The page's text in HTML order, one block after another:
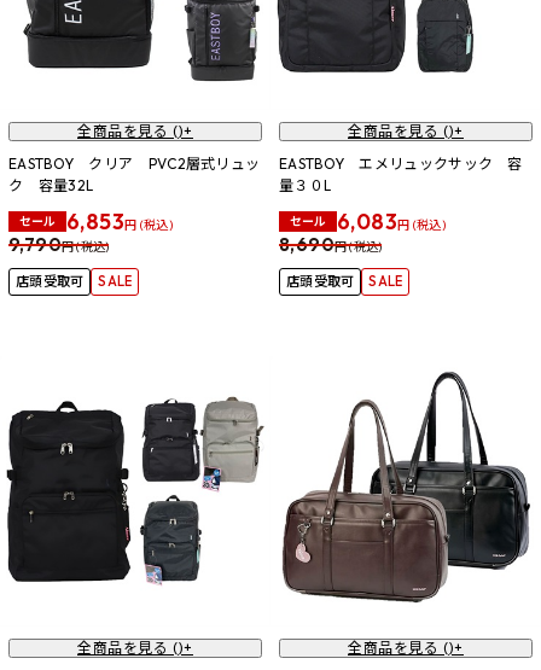
全商品を見る ()+
EASTBOY クリア PVC2層式リュッ
ク 容量32L
セール 6,853円 (税込)
9,790円 (税込)
店頭受取可 SALE
全商品を見る ()+
EASTBOY エメリュックサック 容
量３０L
セール 6,083円 (税込)
8,690円 (税込)
店頭受取可 SALE
全商品を見る ()+
全商品を見る ()+